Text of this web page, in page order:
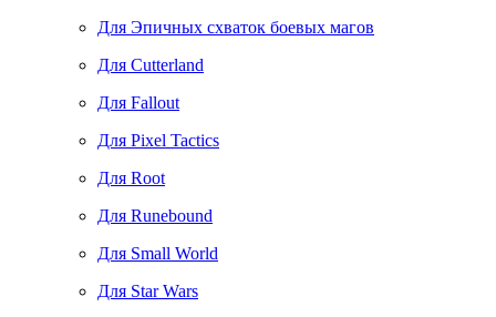
Для Эпичных схваток боевых магов
Для Cutterland
Для Fallout
Для Pixel Tactics
Для Root
Для Runebound
Для Small World
Для Star Wars